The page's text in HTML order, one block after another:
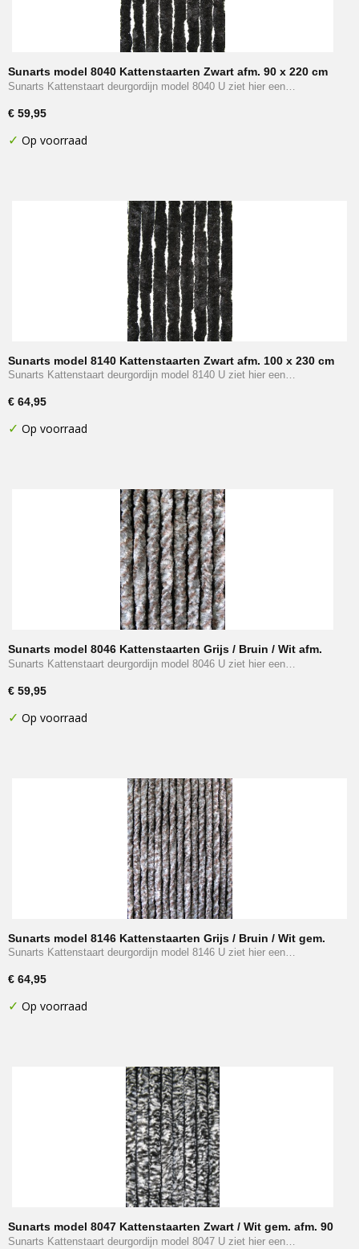
Sunarts model 8040 Kattenstaarten Zwart afm. 90 x 220 cm
Sunarts Kattenstaart deurgordijn model 8040 U ziet hier een…
€ 59,95
✓ Op voorraad
Sunarts model 8140 Kattenstaarten Zwart afm. 100 x 230 cm
Sunarts Kattenstaart deurgordijn model 8140 U ziet hier een…
€ 64,95
✓ Op voorraad
Sunarts model 8046 Kattenstaarten Grijs / Bruin / Wit afm.
90 x 220 cm
Sunarts Kattenstaart deurgordijn model 8046 U ziet hier een…
€ 59,95
✓ Op voorraad
Sunarts model 8146 Kattenstaarten Grijs / Bruin / Wit gem.
afm. 100 x 230 cm
Sunarts Kattenstaart deurgordijn model 8146 U ziet hier een…
€ 64,95
✓ Op voorraad
Sunarts model 8047 Kattenstaarten Zwart / Wit gem. afm. 90
x 220 cm
Sunarts Kattenstaart deurgordijn model 8047 U ziet hier een…